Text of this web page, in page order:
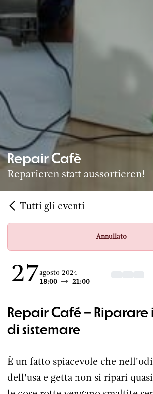
Repair Cafè
Reparieren statt aussortieren!
Tutti gli eventi
Annullato
27agosto 2024
18:00
21:00
Repair Café – Riparare
di sistemare
È un fatto spiacevole che
dell'usa e getta non si ripari